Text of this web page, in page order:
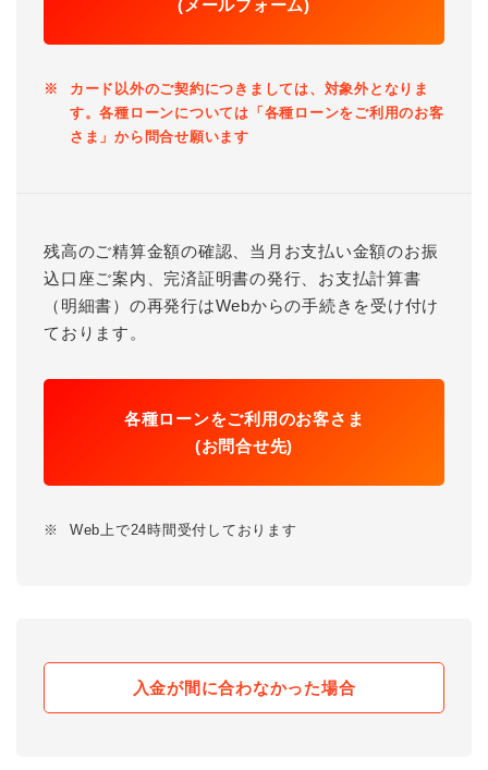
(メールフォーム)
※
カード以外のご契約につきましては、対象外となりま
す。各種ローンについては「各種ローンをご利用のお客
さま」から問合せ願います
残高のご精算金額の確認、当月お支払い金額のお振
込口座ご案内、完済証明書の発行、お支払計算書
（明細書）の再発行はWebからの手続きを受け付け
ております。
各種ローンをご利用のお客さま
(お問合せ先)
※ Web上で24時間受付しております
入金が間に合わなかった場合